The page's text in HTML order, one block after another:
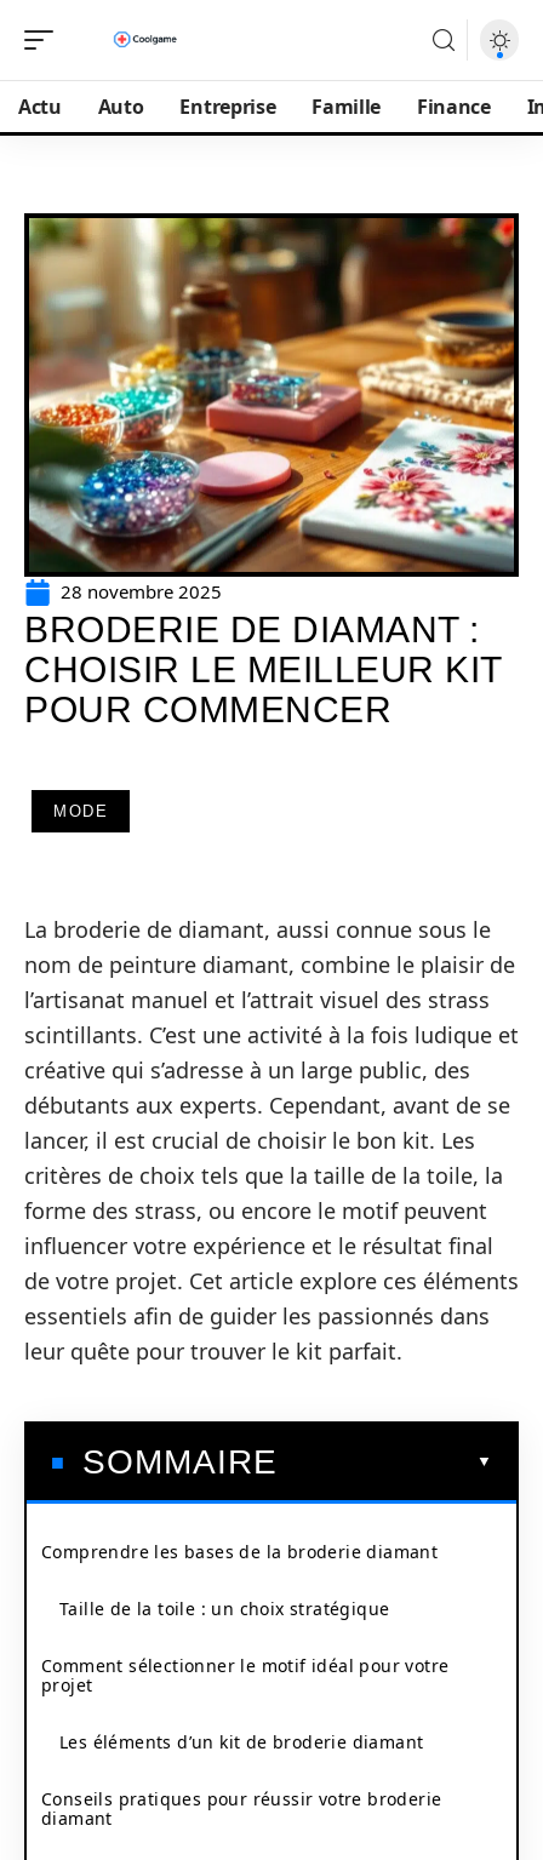
Actu Auto Entreprise Famille Finance
28 novembre 2025
BRODERIE DE DIAMANT :
CHOISIR LE MEILLEUR KIT
POUR COMMENCER
MODE
La broderie de diamant, aussi connue sous le
nom de peinture diamant, combine le plaisir de
l’artisanat manuel et l’attrait visuel des strass
scintillants. C’est une activité à la fois ludique et
créative qui s’adresse à un large public, des
débutants aux experts. Cependant, avant de se
lancer, il est crucial de choisir le bon kit. Les
critères de choix tels que la taille de la toile, la
forme des strass, ou encore le motif peuvent
influencer votre expérience et le résultat final
de votre projet. Cet article explore ces éléments
essentiels afin de guider les passionnés dans
leur quête pour trouver le kit parfait.
SOMMAIRE
Comprendre les bases de la broderie diamant
Taille de la toile : un choix stratégique
Comment sélectionner le motif idéal pour votre
projet
Les éléments d’un kit de broderie diamant
Conseils pratiques pour réussir votre broderie
diamant